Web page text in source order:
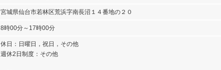
宮城県仙台市若林区荒浜字南長沼１４番地の２０
8時00分～17時00分
休日：日曜日，祝日，その他
週休2日制度：その他